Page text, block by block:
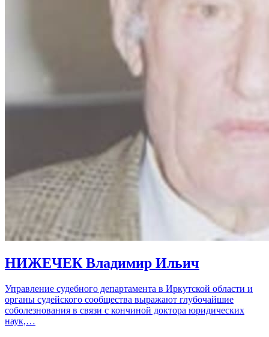
НИЖЕЧЕК Владимир Ильич
Управление судебного департамента в Иркутской области и
органы судейского сообщества выражают глубочайшие
соболезнования в связи с кончиной доктора юридических
наук,…